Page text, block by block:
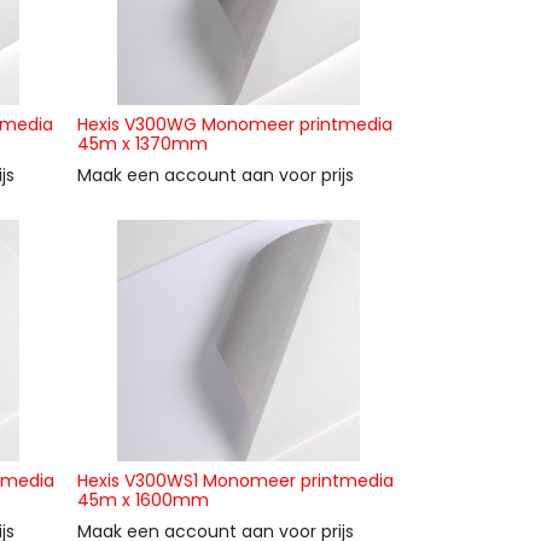
Hexis V300WG Monomeer printmedia
45m x 1370mm
Maak een account aan voor prijs
Hexis V300WS1 Monomeer printmedia
45m x 1600mm
Maak een account aan voor prijs